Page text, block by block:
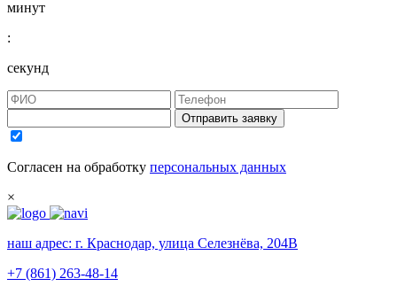
минут
:
секунд
Отправить заявку
Согласен на обработку персональных данных
×
наш адрес: г. Краснодар, улица Селезнёва, 204В
+7 (861) 263-48-14